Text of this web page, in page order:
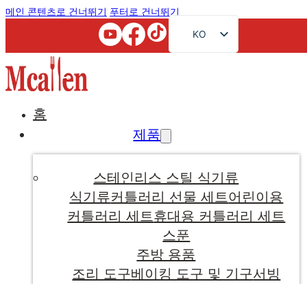
메인 콘텐츠로 건너뛰기 푸터로 건너뛰기
KO
EN
DE
ES
PT
홈
제품
스테인리스 스틸 식기류
식기류커틀러리 선물 세트어린이용
커틀러리 세트휴대용 커틀러리 세트
스푼
주방 용품
조리 도구베이킹 도구 및 기구서빙